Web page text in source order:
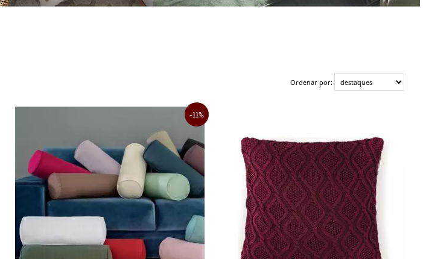
Ordenar por:
11%